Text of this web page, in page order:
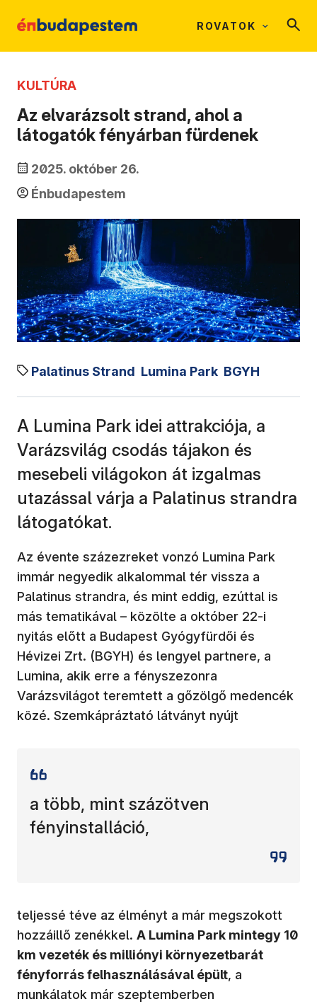
ROVATOK
KULTÚRA
Az elvarázsolt strand, ahol a
látogatók fényárban fürdenek
2025. október 26.
Énbudapestem
Palatinus Strand Lumina Park BGYH
A Lumina Park idei attrakciója, a
Varázsvilág csodás tájakon és
mesebeli világokon át izgalmas
utazással várja a Palatinus strandra
látogatókat.
Az évente százezreket vonzó Lumina Park
immár negyedik alkalommal tér vissza a
Palatinus strandra, és mint eddig, ezúttal is
más tematikával – közölte a október 22-i
nyitás előtt a Budapest Gyógyfürdői és
Hévizei Zrt. (BGYH) és lengyel partnere, a
Lumina, akik erre a fényszezonra
Varázsvilágot teremtett a gőzölgő medencék
közé. Szemkápráztató látványt nyújt
a több, mint százötven
fényinstalláció,
teljessé téve az élményt a már megszokott
hozzáillő zenékkel. A Lumina Park mintegy 10
km vezeték és milliónyi környezetbarát
fényforrás felhasználásával épült, a
munkálatok már szeptemberben